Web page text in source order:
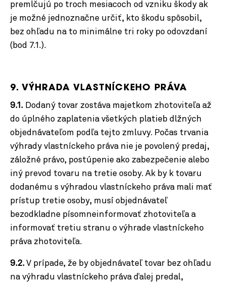
premlčujú po troch mesiacoch od vzniku škody ak
je možné jednoznačne určiť, kto škodu spôsobil,
bez ohľadu na to minimálne tri roky po odovzdaní
(bod 7.1.).
9. VÝHRADA VLASTNÍCKEHO PRÁVA
9.1. Dodaný tovar zostáva majetkom zhotoviteľa až
do úplného zaplatenia všetkých platieb dlžných
objednávateľom podľa tejto zmluvy. Počas trvania
výhrady vlastníckeho práva nie je povolený predaj,
záložné právo, postúpenie ako zabezpečenie alebo
iný prevod tovaru na tretie osoby. Ak by k tovaru
dodanému s výhradou vlastníckeho práva mali mať
prístup tretie osoby, musí objednávateľ
bezodkladne písomne​informovať zhotoviteľa a
informovať tretiu stranu o výhrade vlastníckeho
práva zhotoviteľa.
9.2. V prípade, že by objednávateľ tovar bez ohľadu
na výhradu vlastníckeho práva ďalej predal,